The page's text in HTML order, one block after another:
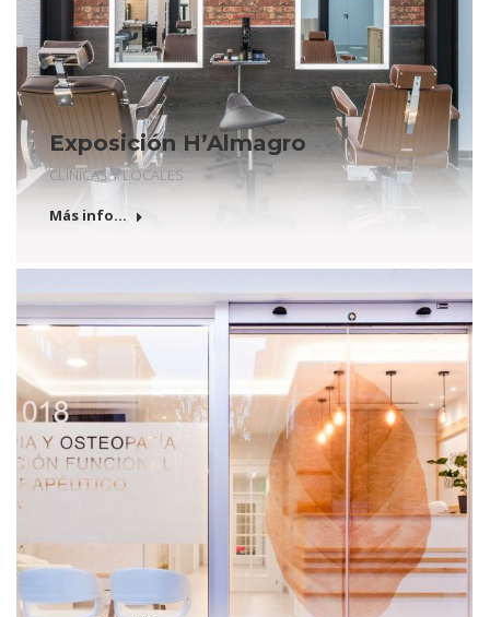
Exposición H’Almagro
CLÍNICAS Y LOCALES
Más info...